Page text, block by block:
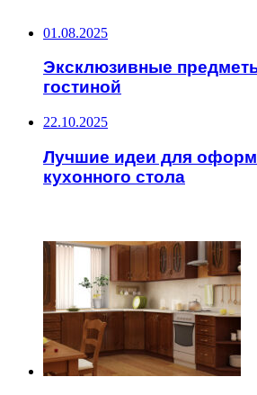
01.08.2025
Эксклюзивные
гостиной
22.10.2025
Лучшие идеи для
кухонного стола